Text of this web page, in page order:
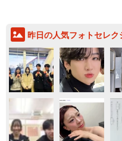
昨日の人気フォトセレク